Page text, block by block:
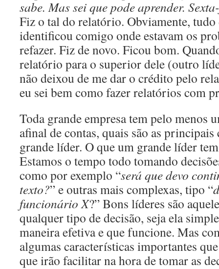
sabe. Mas sei que pode aprender.
Fiz o tal do relatório. Obviamente,
identificou comigo onde estavam os
refazer. Fiz de novo. Ficou bom.
relatório para o superior dele (outro
não deixou de me dar o crédito pelo
eu sei bem como fazer relatórios com
Toda grande empresa tem pelo menos
afinal de contas, quais são as
grande líder. O que um grande líder
Estamos o tempo todo tomando
como por exemplo “será que devo
texto?” e outras mais complexas, tipo “
funcionário X?” Bons líderes são
qualquer tipo de decisão, seja ela
maneira efetiva e que funcione. Mas
algumas características importantes
que irão facilitar na hora de tomar as